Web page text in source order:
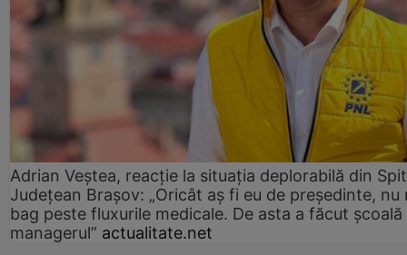
Adrian Veștea, reacție la situația deplorabilă din
Județean Brașov: „Oricât aș fi eu de președinte, nu
bag peste fluxurile medicale. De asta a făcut școală
managerul” actualitate.net